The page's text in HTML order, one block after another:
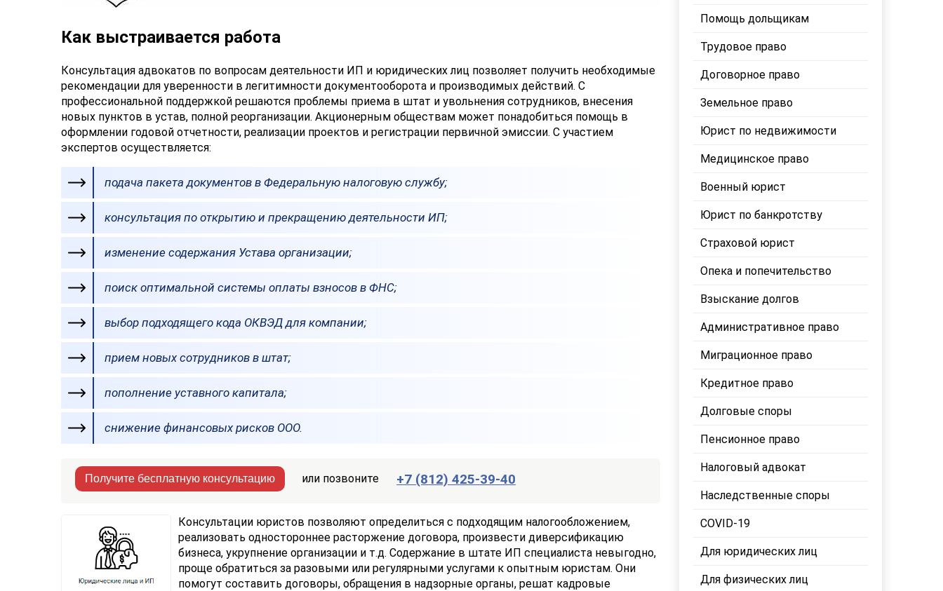
Как выстраивается работа
Консультация адвокатов по вопросам деятельности ИП и юридических лиц позволяет получить необходимые
рекомендации для уверенности в легитимности документооборота и производимых действий. С
профессиональной поддержкой решаются проблемы приема в штат и увольнения сотрудников, внесения
новых пунктов в устав, полной реорганизации. Акционерным обществам может понадобиться помощь в
оформлении годовой отчетности, реализации проектов и регистрации первичной эмиссии. С участием
экспертов осуществляется:
подача пакета документов в Федеральную налоговую службу;
консультация по открытию и прекращению деятельности ИП;
изменение содержания Устава организации;
поиск оптимальной системы оплаты взносов в ФНС;
выбор подходящего кода ОКВЭД для компании;
прием новых сотрудников в штат;
пополнение уставного капитала;
снижение финансовых рисков ООО.
Получите бесплатную консультацию или позвоните +7 (812) 425-39-40
Консультации юристов позволяют определиться с подходящим налогообложением,
реализовать одностороннее расторжение договора, произвести диверсификацию
бизнеса, укрупнение организации и т.д. Содержание в штате ИП специалиста невыгодно,
проще обратиться за разовыми или регулярными услугами к опытным юристам. Они
помогут составить договоры, обращения в надзорные органы, решат кадровые
Помощь дольщикам
Трудовое право
Договорное право
Земельное право
Юрист по недвижимости
Медицинское право
Военный юрист
Юрист по банкротству
Страховой юрист
Опека и попечительство
Взыскание долгов
Административное право
Миграционное право
Кредитное право
Долговые споры
Пенсионное право
Налоговый адвокат
Наследственные споры
COVID-19
Для юридических лиц
Для физических лиц